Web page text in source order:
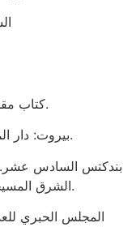
1.كتاب مقدّس – الترجمة اليسوعية.
بيروت: دار المشرق، الطبعة الرسمية، 1994.
الشرق المسيحي. بيروت: دار المشرق، 2012.